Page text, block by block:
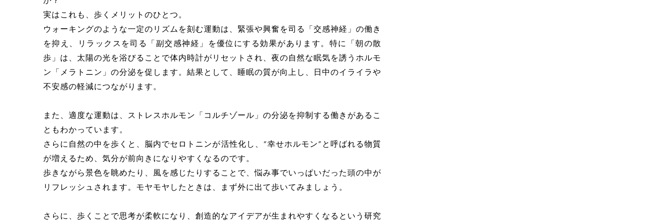
実はこれも、歩くメリットのひとつ。
ウォーキングのような一定のリズムを刻む運動は、緊張や興奮を司る「交感神経」の働き
を抑え、リラックスを司る「副交感神経」を優位にする効果があります。特に「朝の散
歩」は、太陽の光を浴びることで体内時計がリセットされ、夜の自然な眠気を誘うホルモ
ン「メラトニン」の分泌を促します。結果として、睡眠の質が向上し、日中のイライラや
不安感の軽減につながります。
また、適度な運動は、ストレスホルモン「コルチゾール」の分泌を抑制する働きがあるこ
ともわかっています。
さらに自然の中を歩くと、脳内でセロトニンが活性化し、“幸せホルモン”と呼ばれる物質
が増えるため、気分が前向きになりやすくなるのです。
歩きながら景色を眺めたり、風を感じたりすることで、悩み事でいっぱいだった頭の中が
リフレッシュされます。モヤモヤしたときは、まず外に出て歩いてみましょう。
さらに、歩くことで思考が柔軟になり、創造的なアイデアが生まれやすくなるという研究